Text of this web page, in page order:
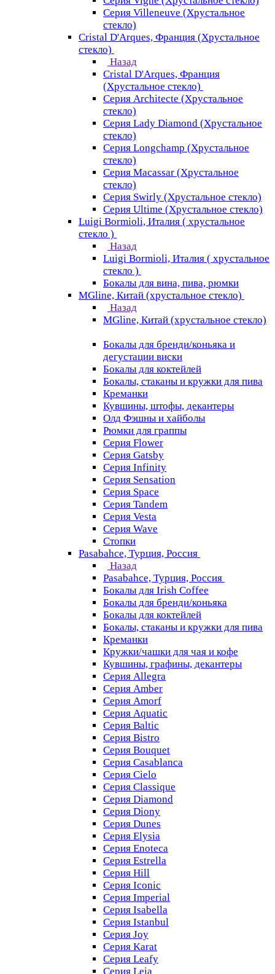
Серия Villeneuve (Хрустальное
стекло)
Cristal D'Arques, Франция (Хрустальное
стекло)
Назад
Cristal D'Arques, Франция
(Хрустальное стекло)
Серия Architecte (Хрустальное
стекло)
Серия Lady Diamond (Хрустальное
стекло)
Серия Longchamp (Хрустальное
стекло)
Серия Macassar (Хрустальное
стекло)
Серия Swirly (Хрустальное стекло)
Серия Ultime (Хрустальное стекло)
Luigi Bormioli, Италия ( хрустальное
стекло )
Назад
Luigi Bormioli, Италия ( хрустальное
стекло )
Бокалы для вина, пива, рюмки
MGline, Китай (хрустальное стекло)
Назад
MGline, Китай (хрустальное стекло)
Бокалы для бренди/коньяка и
дегустации виски
Бокалы для коктейлей
Бокалы, стаканы и кружки для пива
Креманки
Кувшины, штофы, декантеры
Олд Фэшны и хайболы
Рюмки для граппы
Серия Flower
Серия Gatsby
Серия Infinity
Серия Sensation
Серия Space
Серия Tandem
Серия Vesta
Серия Wave
Стопки
Pasabahce, Турция, Россия
Назад
Pasabahce, Турция, Россия
Бокалы для Irish Coffee
Бокалы для бренди/коньяка
Бокалы для коктейлей
Бокалы, стаканы и кружки для пива
Креманки
Кружки/чашки для чая и кофе
Кувшины, графины, декантеры
Серия Allegra
Серия Amber
Серия Amorf
Серия Aquatic
Серия Baltic
Серия Bistro
Серия Bouquet
Серия Casablanсa
Серия Cielo
Серия Classique
Серия Diamond
Серия Diony
Серия Dunes
Серия Elysia
Серия Enoteca
Серия Estrella
Серия Hill
Серия Iconic
Серия Imperial
Серия Isabella
Серия Istanbul
Серия Joy
Серия Karat
Серия Leafy
Серия Leia